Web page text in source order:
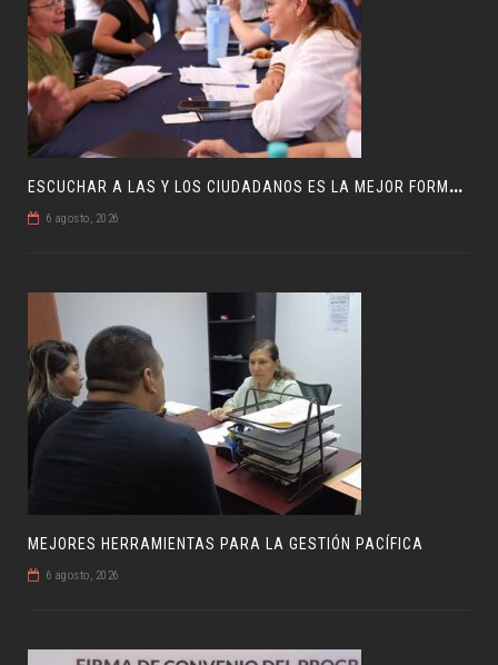
E
SCUCHAR A LAS Y LOS CIUDADANOS ES LA MEJOR FORMA DE GOBERNAR
6 agosto, 2026
MEJORES HERRAMIENTAS PARA LA GESTIÓN PACÍFICA
6 agosto, 2026